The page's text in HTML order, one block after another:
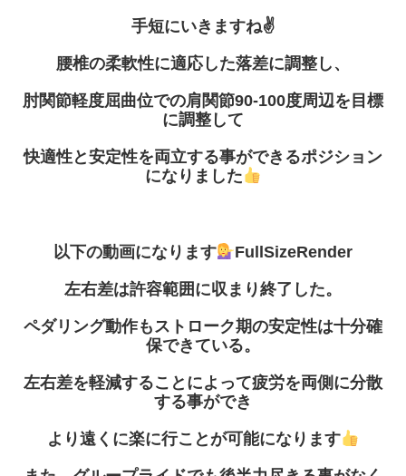
手短にいきますね✌️
腰椎の柔軟性に適応した落差に調整し、
肘関節軽度屈曲位での肩関節90‐100度周辺を目標
に調整して
快適性と安定性を両立する事ができるポジション
になりました
以下の動画になります FullSizeRender
左右差は許容範囲に収まり終了した。
ペダリング動作もストローク期の安定性は十分確
保できている。
左右差を軽減することによって疲労を両側に分散
する事ができ
より遠くに楽に行ことが可能になります